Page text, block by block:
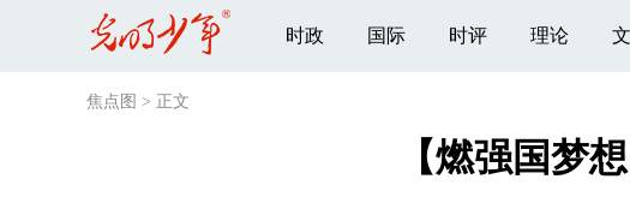
时政 国际 时评 理论
焦点图 > 正文
【燃强国梦